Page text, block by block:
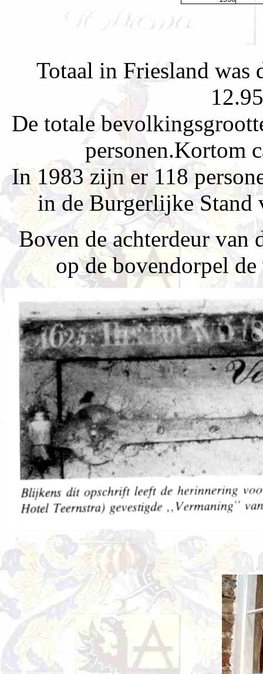
Totaal in Friesland was
De totale
personen.Kortom
In 1983 zijn er 118
in de Burgerlijke Stand
Boven de achterdeur van
op de bovendorpel